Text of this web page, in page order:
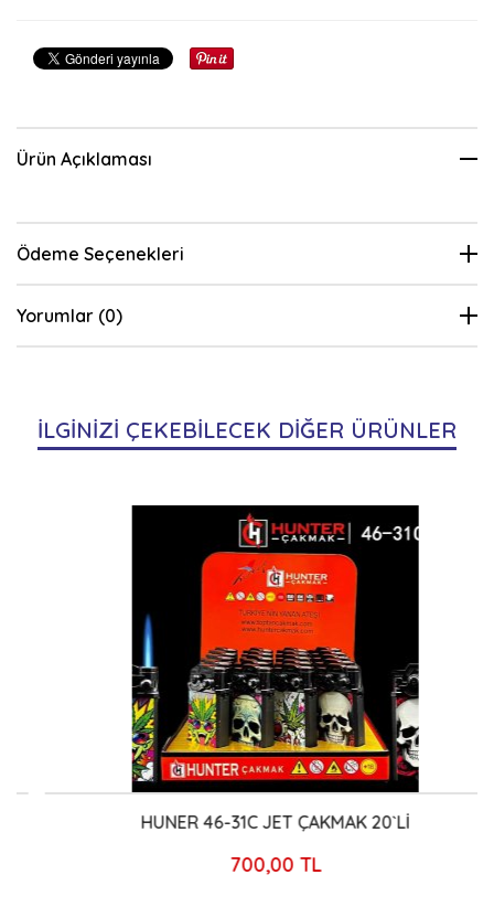
Ürün Açıklaması
Ödeme Seçenekleri
Yorumlar (0)
İLGİNİZİ ÇEKEBİLECEK DİĞER ÜRÜNLER
HUNER 46-31C JET ÇAKMAK 20`Lİ
700,00 TL